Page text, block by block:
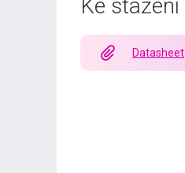
Ke stažení
Datasheet